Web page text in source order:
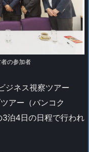
の参加者
ジネス視察ツアー
アー（バンコク
3泊4日の日程で行われ